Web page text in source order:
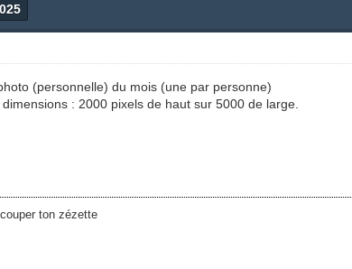
(personnelle) du mois (une par personne)
: 2000 pixels de haut sur 5000 de large.
ton zézette